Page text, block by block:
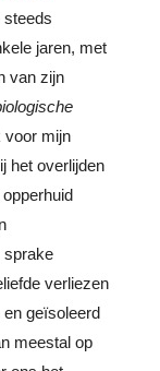
steeds
jaren, met
van zijn
mijn
het overlijden
sprake
verliezen
geïsoleerd
meestal op